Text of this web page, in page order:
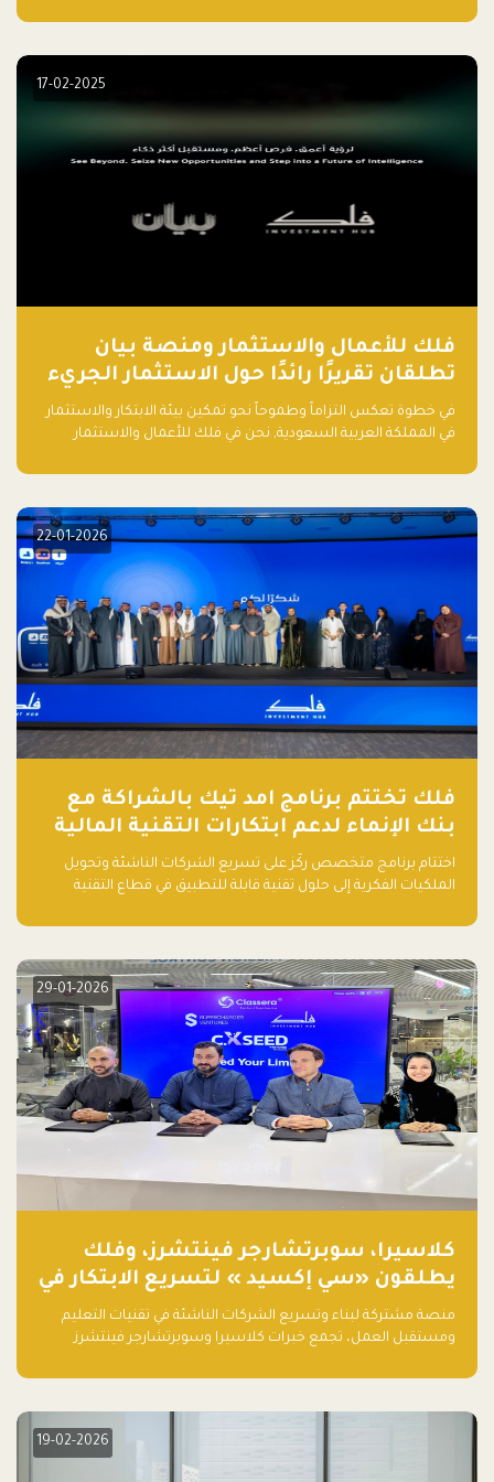
الكثيرون في بداية رحلتهم، وهي التي قد تعرقل نجاحهم. في هذا
17-02-2025
فلك للأعمال والاستثمار ومنصة بيان
تطلقان تقريرًا رائدًا حول الاستثمار الجريء
في الذكاء الاصطناعي بالمملكة العربية
السعودية
في خطوة تعكس التزاماً وطموحاً نحو تمكين بيئة الابتكار والاستثمار
في المملكة العربية السعودية, نحن في فلك للأعمال والاستثمار
الذكاء الاصطناعي: خارطة الطريق للمستثمرين ورواد الأعمال في
22-01-2026
فلك تختتم برنامج امد تيك بالشراكة مع
بنك الإنماء لدعم ابتكارات التقنية المالية
اختتام برنامج متخصص ركّز على تسريع الشركات الناشئة وتحويل
الملكيات الفكرية إلى حلول تقنية قابلة للتطبيق في قطاع التقنية
29-01-2026
كلاسيرا، سوبرتشارجر فينتشرز، وفلك
يطلقون «سي إكسيد » لتسريع الابتكار في
تقنيات التعليم ومستقبل العمل
منصة مشتركة لبناء وتسريع الشركات الناشئة في تقنيات التعليم
ومستقبل العمل، تجمع خبرات كلاسيرا وسوبرتشارجر فينتشرز
العالمية.
19-02-2026